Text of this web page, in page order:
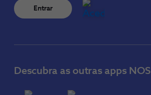
Entrar
Descubra as outras apps NOS